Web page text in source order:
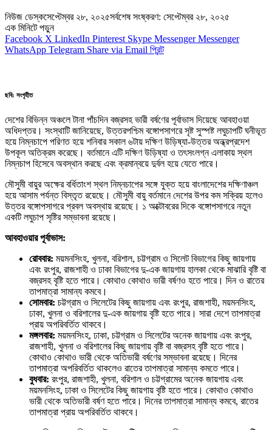
নিউজ ডেস্কসেপ্টেম্বর ২৮, ২০২৫সর্বশেষ সংষ্করণ: সেপ্টেম্বর ২৮, ২০২৫
এক মিনিটে পড়ুন
Facebook X LinkedIn Pinterest Skype Messenger Messenger
WhatsApp Telegram Share via Email প্রিন্ট
ছবি: সংগৃহীত
দেশের বিভিন্ন অঞ্চলে টানা পাঁচদিন বজ্রসহ ভারী বর্ষণের পূর্বাভাস দিয়েছে আবহাওয়া
অধিদপ্তর। সংস্থাটি জানিয়েছে, উত্তরপশ্চিম বঙ্গোপসাগরে সৃষ্ট সুস্পষ্ট লঘুচাপটি ঘনীভূত
হয়ে নিম্নচাপে পরিণত হয়ে শনিবার সকাল ৬টায় দক্ষিণ উড়িষ্যা-উত্তর অন্ধ্রপ্রদেশ
উপকূল অতিক্রম করেছে। বর্তমানে এটি দক্ষিণ উড়িষ্যা ও তৎসংলগ্ন এলাকায় স্থল
নিম্নচাপ হিসেবে অবস্থান করছে এবং ক্রমান্বয়ে দুর্বল হয়ে যেতে পারে।
মৌসুমী বায়ুর অক্ষের বর্ধিতাংশ স্থল নিম্নচাপের সঙ্গে যুক্ত হয়ে বাংলাদেশের দক্ষিণাঞ্চল
হয়ে আসাম পর্যন্ত বিস্তৃত রয়েছে। মৌসুমী বায়ু বর্তমানে দেশের উপর কম সক্রিয় হলেও
উত্তর বঙ্গোপসাগরে প্রবল অবস্থায় রয়েছে। ১ অক্টোবরের দিকে বঙ্গোপসাগরে নতুন
একটি লঘুচাপ সৃষ্টির সম্ভাবনা রয়েছে।
আবহাওয়ার পূর্বাভাস:
রোববার: ময়মনসিংহ, খুলনা, বরিশাল, চট্টগ্রাম ও সিলেট বিভাগের কিছু জায়গায়
এবং রংপুর, রাজশাহী ও ঢাকা বিভাগের দু-এক জায়গায় হালকা থেকে মাঝারি বৃষ্টি বা
বজ্রসহ বৃষ্টি হতে পারে। কোথাও কোথাও ভারী বর্ষণও হতে পারে। দিন ও রাতের
তাপমাত্রা সামান্য কমবে।
সোমবার: চট্টগ্রাম ও সিলেটের কিছু জায়গায় এবং রংপুর, রাজশাহী, ময়মনসিংহ,
ঢাকা, খুলনা ও বরিশালের দু-এক জায়গায় বৃষ্টি হতে পারে। সারা দেশে তাপমাত্রা
প্রায় অপরিবর্তিত থাকবে।
মঙ্গলবার: ময়মনসিংহ, ঢাকা, চট্টগ্রাম ও সিলেটের অনেক জায়গায় এবং রংপুর,
রাজশাহী, খুলনা ও বরিশালের কিছু জায়গায় বৃষ্টি বা বজ্রসহ বৃষ্টি হতে পারে।
কোথাও কোথাও ভারী থেকে অতিভারী বর্ষণের সম্ভাবনা রয়েছে। দিনের
তাপমাত্রা অপরিবর্তিত থাকলেও রাতের তাপমাত্রা সামান্য কমতে পারে।
বুধবার: রংপুর, রাজশাহী, খুলনা, বরিশাল ও চট্টগ্রামের অনেক জায়গায় এবং
ময়মনসিংহ, ঢাকা ও সিলেটের কিছু জায়গায় বৃষ্টি হতে পারে। কোথাও কোথাও
ভারী থেকে অতিভারী বর্ষণ হতে পারে। দিনের তাপমাত্রা সামান্য কমবে, রাতের
তাপমাত্রা প্রায় অপরিবর্তিত থাকবে।